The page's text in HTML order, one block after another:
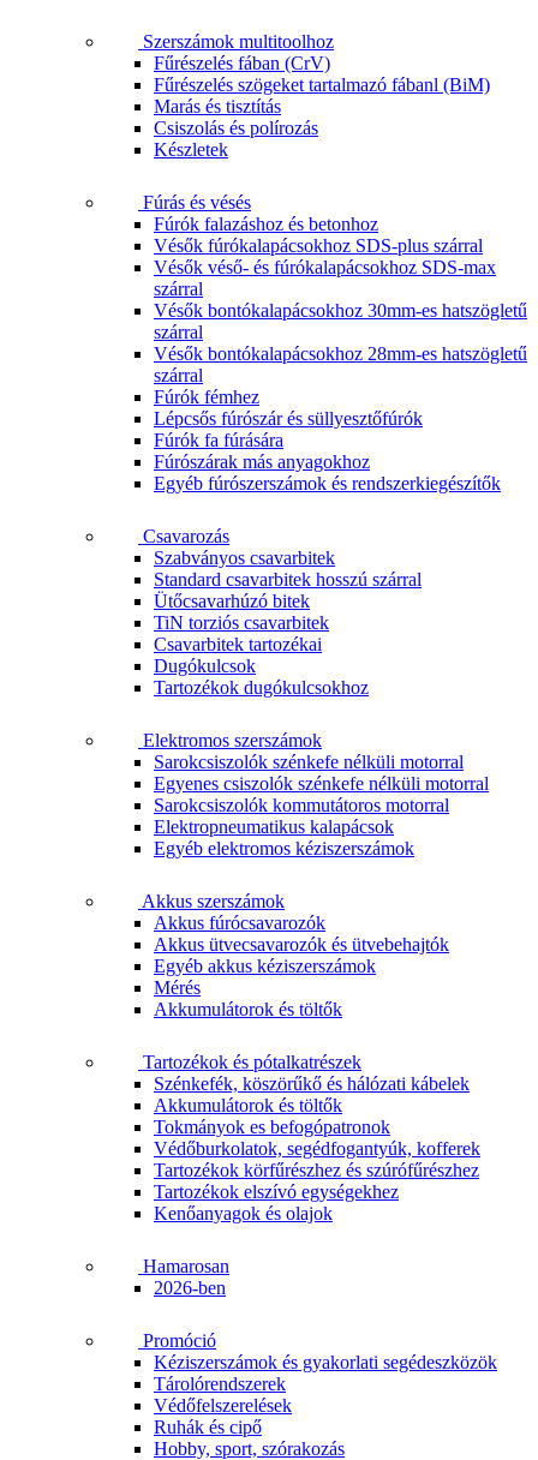
Szerszámok multitoolhoz
Fűrészelés fában (CrV)
Fűrészelés szögeket tartalmazó fábanl (BiM)
Marás és tisztítás
Csiszolás és polírozás
Készletek
Fúrás és vésés
Fúrók falazáshoz és betonhoz
Vésők fúrókalapácsokhoz SDS-plus szárral
Vésők véső- és fúrókalapácsokhoz SDS-max
szárral
Vésők bontókalapácsokhoz 30mm-es hatszögletű
szárral
Vésők bontókalapácsokhoz 28mm-es hatszögletű
szárral
Fúrók fémhez
Lépcsős fúrószár és süllyesztőfúrók
Fúrók fa fúrására
Fúrószárak más anyagokhoz
Egyéb fúrószerszámok és rendszerkiegészítők
Csavarozás
Szabványos csavarbitek
Standard csavarbitek hosszú szárral
Ütőcsavarhúzó bitek
TiN torziós csavarbitek
Csavarbitek tartozékai
Dugókulcsok
Tartozékok dugókulcsokhoz
Elektromos szerszámok
Sarokcsiszolók szénkefe nélküli motorral
Egyenes csiszolók szénkefe nélküli motorral
Sarokcsiszolók kommutátoros motorral
Elektropneumatikus kalapácsok
Egyéb elektromos kéziszerszámok
Akkus szerszámok
Akkus fúrócsavarozók
Akkus ütvecsavarozók és ütvebehajtók
Egyéb akkus kéziszerszámok
Mérés
Akkumulátorok és töltők
Tartozékok és pótalkatrészek
Szénkefék, köszörűkő és hálózati kábelek
Akkumulátorok és töltők
Tokmányok es befogópatronok
Védőburkolatok, segédfogantyúk, kofferek
Tartozékok körfűrészhez és szúrófűrészhez
Tartozékok elszívó egységekhez
Kenőanyagok és olajok
Hamarosan
2026-ben
Promóció
Kéziszerszámok és gyakorlati segédeszközök
Tárolórendszerek
Védőfelszerelések
Ruhák és cipő
Hobby, sport, szórakozás